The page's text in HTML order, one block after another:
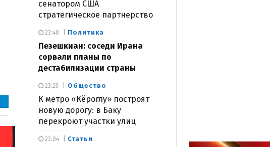
сенатором США
стратегическое партнерство
Политика
Пезешкиан: соседи Ирана
сорвали планы по
дестабилизации страны
23:40
Общество
К метро «Кёроглу» построят
новую дорогу: в Баку
перекроют участки улиц
23:23
Статьи
23:04